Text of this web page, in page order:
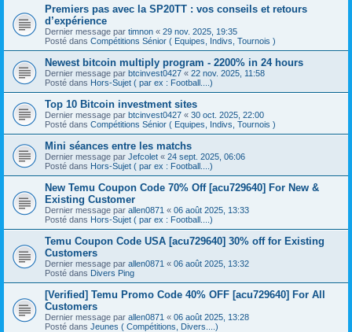
Premiers pas avec la SP20TT : vos conseils et retours
d’expérience
Dernier message par timnon « 29 nov. 2025, 19:35
Posté dans Compétitions Sénior ( Equipes, Indivs, Tournois )
Newest bitcoin multiply program - 2200% in 24 hours
Dernier message par btcinvest0427 « 22 nov. 2025, 11:58
Posté dans Hors-Sujet ( par ex : Football....)
Top 10 Bitcoin investment sites
Dernier message par btcinvest0427 « 30 oct. 2025, 22:00
Posté dans Compétitions Sénior ( Equipes, Indivs, Tournois )
Mini séances entre les matchs
Dernier message par Jefcolet « 24 sept. 2025, 06:06
Posté dans Hors-Sujet ( par ex : Football....)
New Temu Coupon Code 70% Off [acu729640] For New &
Existing Customer
Dernier message par allen0871 « 06 août 2025, 13:33
Posté dans Hors-Sujet ( par ex : Football....)
Temu Coupon Code USA [acu729640] 30% off for Existing
Customers
Dernier message par allen0871 « 06 août 2025, 13:32
Posté dans Divers Ping
[Verified] Temu Promo Code 40% OFF [acu729640] For All
Customers
Dernier message par allen0871 « 06 août 2025, 13:28
Posté dans Jeunes ( Compétitions, Divers....)